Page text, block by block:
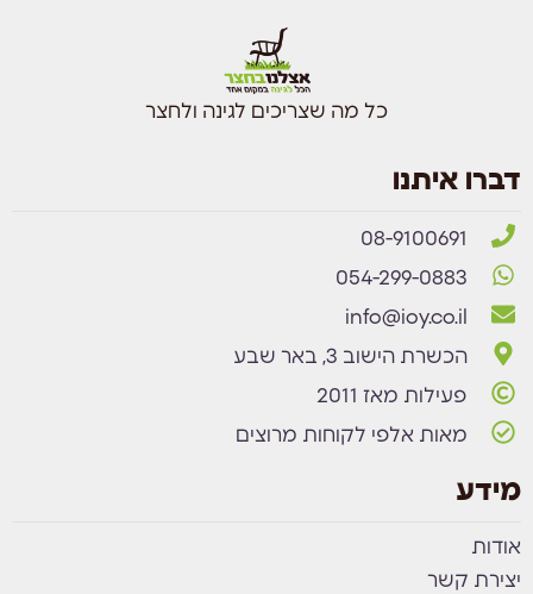
כל מה שצריכים לגינה ולחצר
דברו איתנו
08-9100691
054-299-0883
info@ioy.co.il
הכשרת הישוב 3, באר שבע
פעילות מאז 2011
מאות אלפי לקוחות מרוצים
מידע
אודות
יצירת קשר